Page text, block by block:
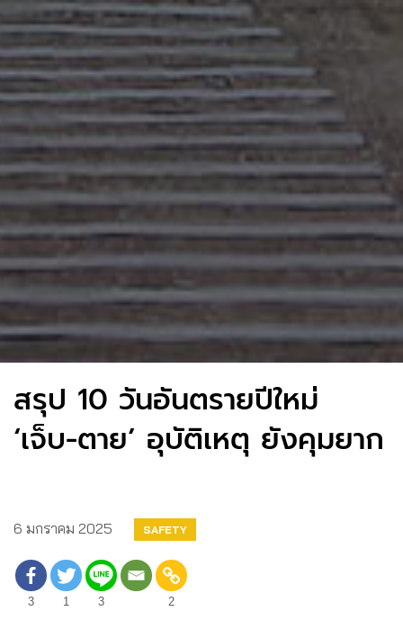
สรุป 10 วันอันตรายปีใหม่
‘เจ็บ-ตาย’ อุบัติเหตุ ยังคุมยาก
6 มกราคม 2025 SAFETY
3 1 3 2